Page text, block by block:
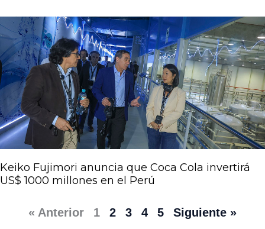
Keiko Fujimori anuncia que Coca Cola invertirá
US$ 1000 millones en el Perú
« Anterior 1 2 3 4 5 Siguiente »